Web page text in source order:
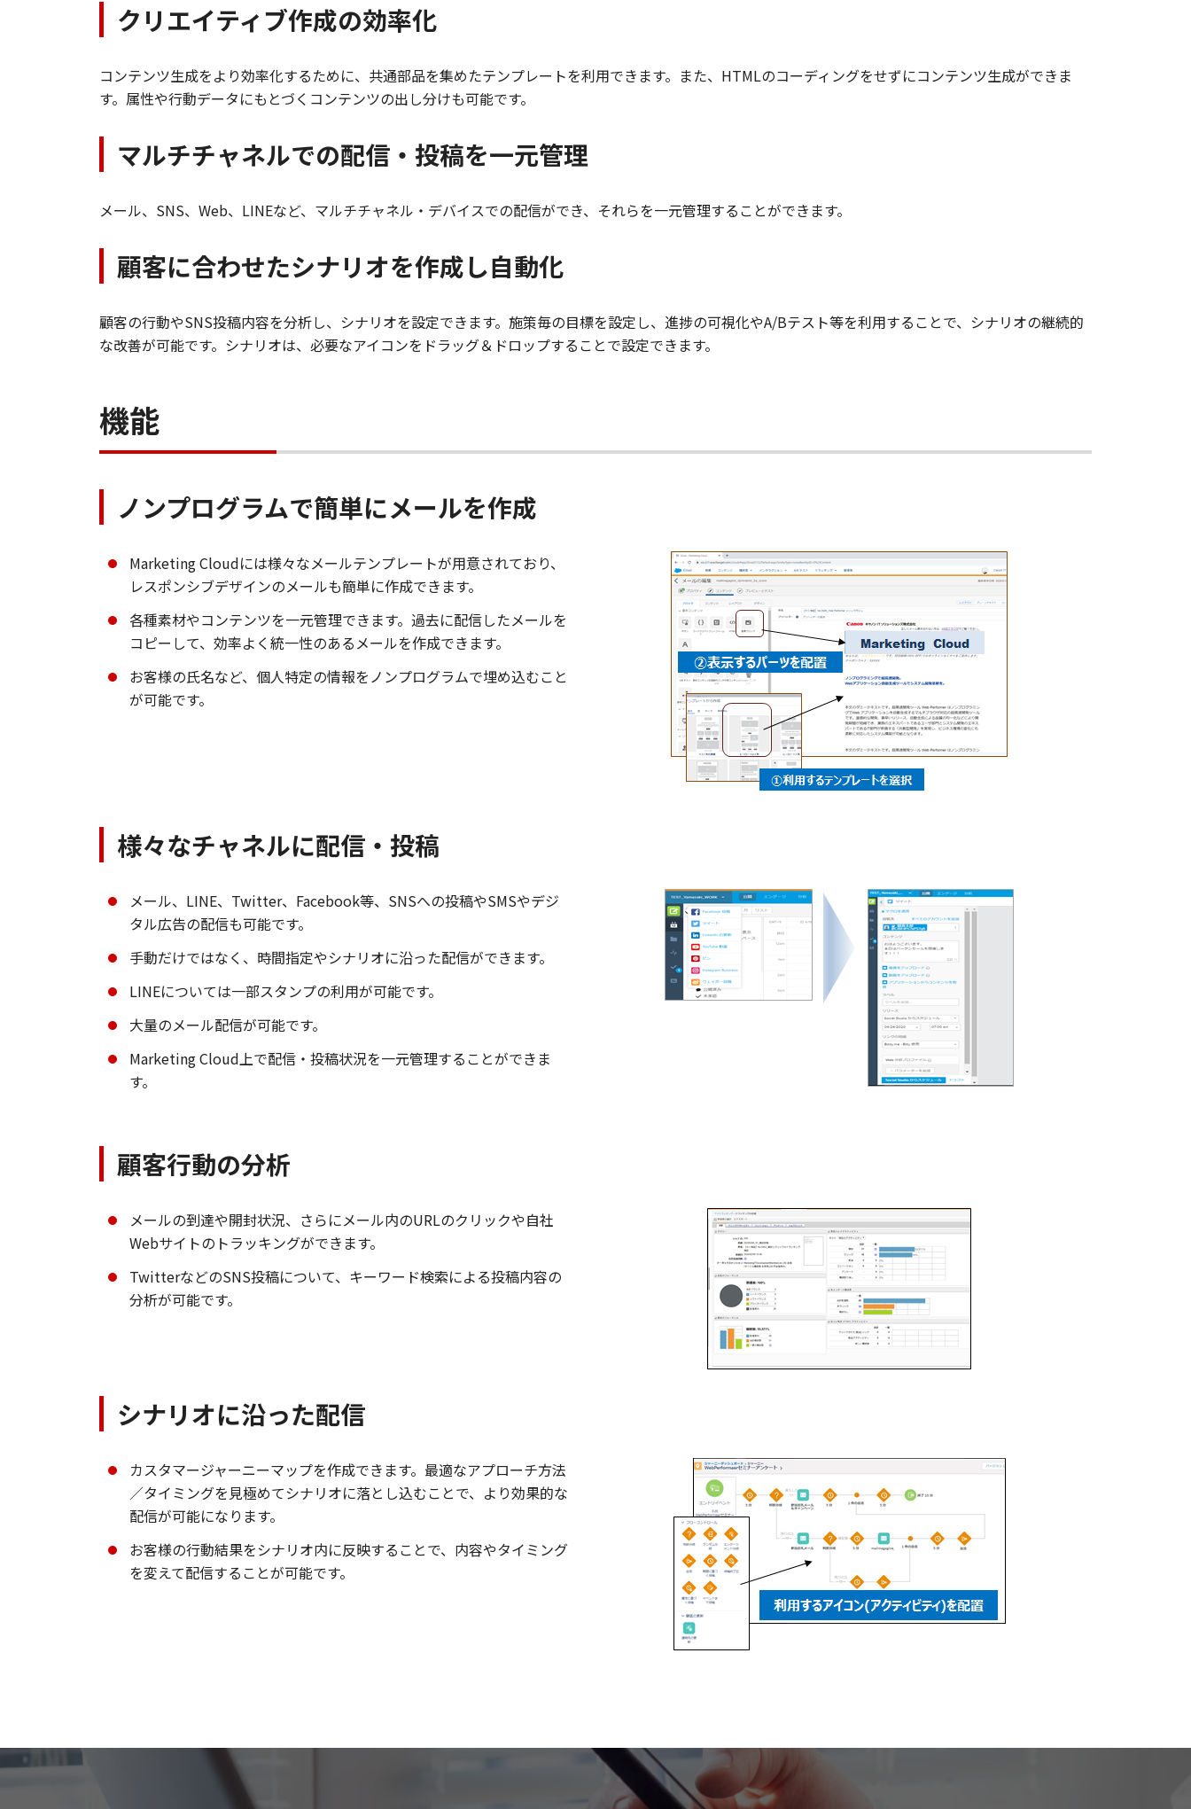
クリエイティブ作成の効率化
コンテンツ生成をより効率化するために、共通部品を集めたテンプレートを利用できます。また、HTMLのコーディングをせずにコンテンツ生成ができま
す。属性や行動データにもとづくコンテンツの出し分けも可能です。
マルチチャネルでの配信・投稿を一元管理
メール、SNS、Web、LINEなど、マルチチャネル・デバイスでの配信ができ、それらを一元管理することができます。
顧客に合わせたシナリオを作成し自動化
顧客の行動やSNS投稿内容を分析し、シナリオを設定できます。施策毎の目標を設定し、進捗の可視化やA/Bテスト等を利用することで、シナリオの継続的
な改善が可能です。シナリオは、必要なアイコンをドラッグ＆ドロップすることで設定できます。
機能
ノンプログラムで簡単にメールを作成
Marketing Cloudには様々なメールテンプレートが用意されており、
レスポンシブデザインのメールも簡単に作成できます。
各種素材やコンテンツを一元管理できます。過去に配信したメールを
コピーして、効率よく統一性のあるメールを作成できます。
お客様の氏名など、個人特定の情報をノンプログラムで埋め込むこと
が可能です。
様々なチャネルに配信・投稿
メール、LINE、Twitter、Facebook等、SNSへの投稿やSMSやデジ
タル広告の配信も可能です。
手動だけではなく、時間指定やシナリオに沿った配信ができます。
LINEについては一部スタンプの利用が可能です。
大量のメール配信が可能です。
Marketing Cloud上で配信・投稿状況を一元管理することができま
す。
顧客行動の分析
メールの到達や開封状況、さらにメール内のURLのクリックや自社
Webサイトのトラッキングができます。
TwitterなどのSNS投稿について、キーワード検索による投稿内容の
分析が可能です。
シナリオに沿った配信
カスタマージャーニーマップを作成できます。最適なアプローチ方法
／タイミングを見極めてシナリオに落とし込むことで、より効果的な
配信が可能になります。
お客様の行動結果をシナリオ内に反映することで、内容やタイミング
を変えて配信することが可能です。